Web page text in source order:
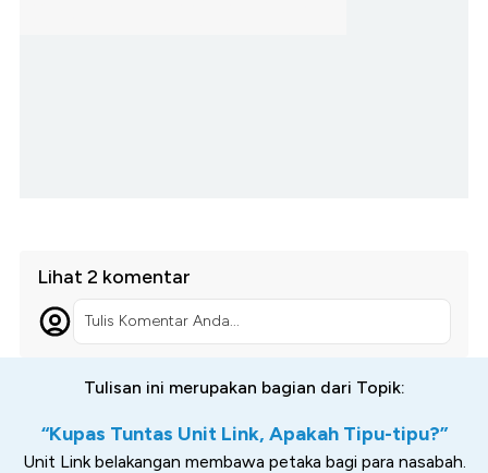
Lihat 2 komentar
Tulis Komentar Anda...
Tulisan ini merupakan bagian dari Topik:
“Kupas Tuntas Unit Link, Apakah Tipu-tipu?”
Unit Link belakangan membawa petaka bagi para nasabah.